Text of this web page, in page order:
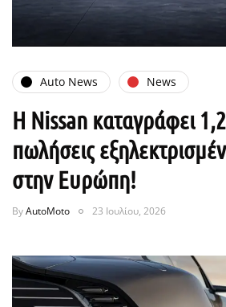
Auto News News
Η Nissan καταγράφει
πωλήσεις
στην Ευρώπη!
ByAutoMoto 23 Ιουλίου, 2026